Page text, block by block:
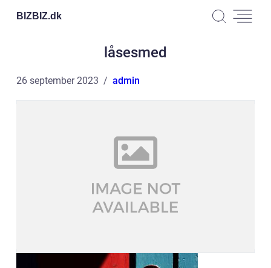
BIZBIZ.dk
låsesmed
26 september 2023 admin